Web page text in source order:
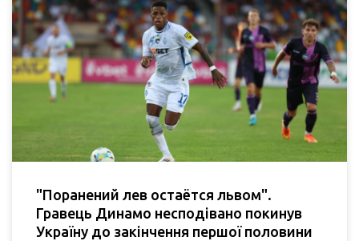
"Поранений лев остаётся львом".
Гравець Динамо несподівано покинув
Україну до закінчення першої половини